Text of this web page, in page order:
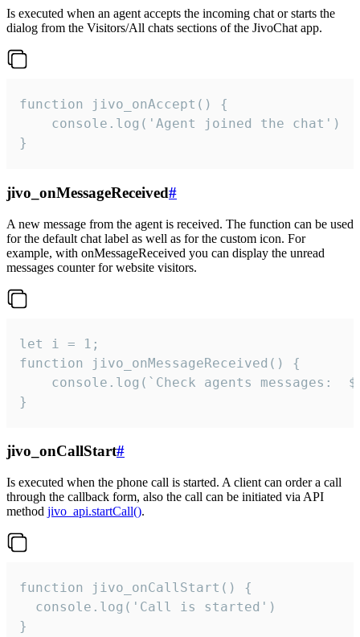
Is executed when an agent accepts the incoming chat or starts the
dialog from the Visitors/All chats sections of the JivoChat app.
function jivo_onAccept() {
}
jivo_onMessageReceived#
A new message from the agent is received. The function can be used
for the default chat label as well as for the custom icon. For
example, with onMessageReceived you can display the unread
messages counter for website visitors.
let i = 1;
function jivo_onMessageReceived() {
}
jivo_onCallStart#
Is executed when the phone call is started. A client can order a call
through the callback form, also the call can be initiated via API
method jivo_api.startCall().
function jivo_onCallStart() {
  console.log('Call is started')
}